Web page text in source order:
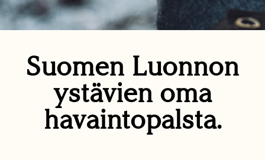
Suomen Luonnon
ystävien oma
havaintopalsta.